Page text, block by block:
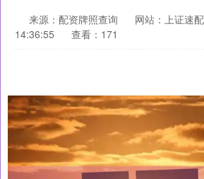
来源：配资牌照查询 网站：上证速配
14:36:55
查看：171